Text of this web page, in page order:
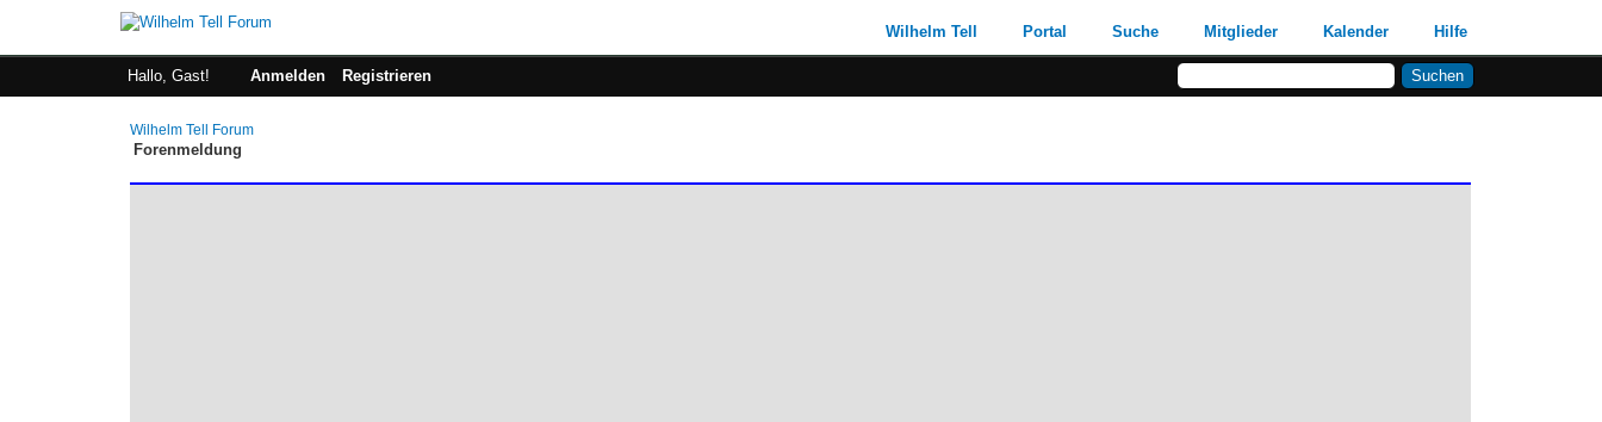
Wilhelm Tell Portal Suche Mitglieder Kalender Hilfe
Hallo, Gast! Anmelden Registrieren
Wilhelm Tell Forum
Forenmeldung